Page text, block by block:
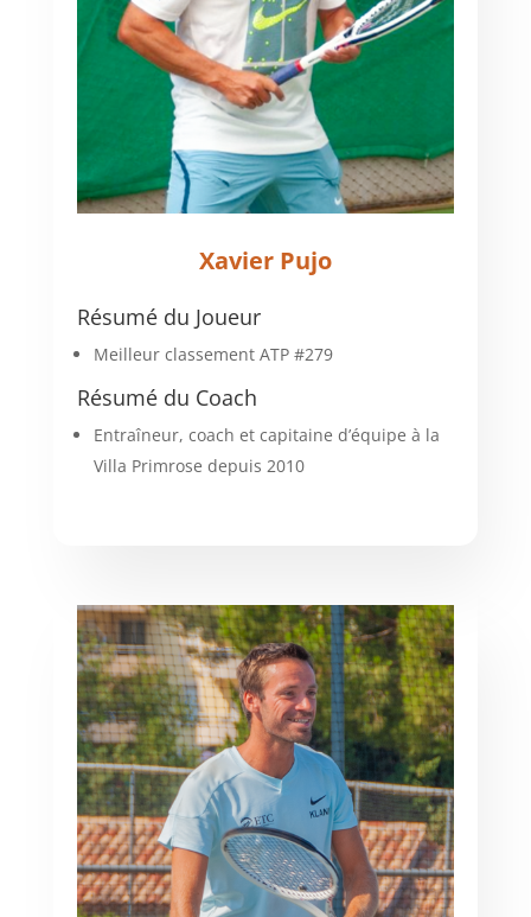
Xavier Pujo
Résumé du Joueur
Meilleur classement ATP #279
Résumé du Coach
Entraîneur, coach et capitaine d’équipe à la
Villa Primrose depuis 2010